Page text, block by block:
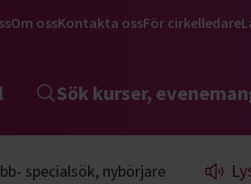
Om ossKontakta ossFör cirkelledare
Sök kurser,
specialsök, nybörjare